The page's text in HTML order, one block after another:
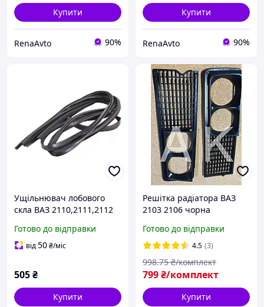
Купити
RenaAvto 90%
Купити
RenaAvto 90%
Ущільнювач лобового
скла ВАЗ 2110,2111,2112
нижній "верх+жабо"
Готово до відправки
від50₴/міс
505₴
Купити
Решітка радіатора ВАЗ
2103 2106 чорна
Готово до відправки
4.5 (3)
799₴/комплект
998.75 ₴/комплект
Купити